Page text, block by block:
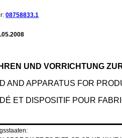
08758833.1
UND VORRICHTUNG
AND APPARATUS FOR
ET DISPOSITIF POUR